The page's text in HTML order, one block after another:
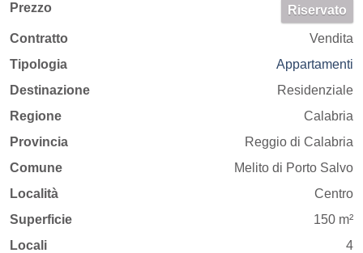
Prezzo Riservato
Contratto
Vendita
Tipologia
Appartamenti
Destinazione
Residenziale
Regione
Calabria
Provincia
Reggio di Calabria
Comune
Melito di Porto Salvo
Località
Centro
Superficie
150 m²
Locali
4